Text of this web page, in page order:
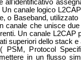
all'identificativo
canale logico
o Baseband,
canale che unisce
Un canale L2CAP
superiori dello stack
PSM, Protocol
in un flusso